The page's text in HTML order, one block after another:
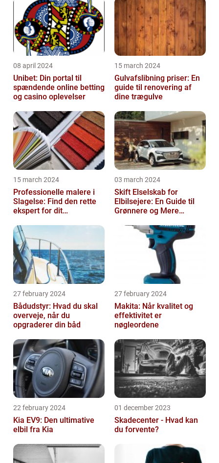
08 april 2024
Unibet: Din portal til
spændende online betting
og casino oplevelser
15 march 2024
Gulvafslibning priser: En
guide til renovering af
dine trægulve
15 march 2024
Professionelle malere i
Slagelse: Find den rette
ekspert for dit
03 march 2024
Skift Elselskab for
Elbilsejere: En Guide til
Grønnere og Mere
27 february 2024
Bådudstyr: Hvad du skal
overveje, når du
opgraderer din båd
27 february 2024
Makita: Når kvalitet og
effektivitet er
nøgleordene
22 february 2024
Kia EV9: Den ultimative
elbil fra Kia
01 december 2023
Skadecenter - Hvad kan
du forvente?